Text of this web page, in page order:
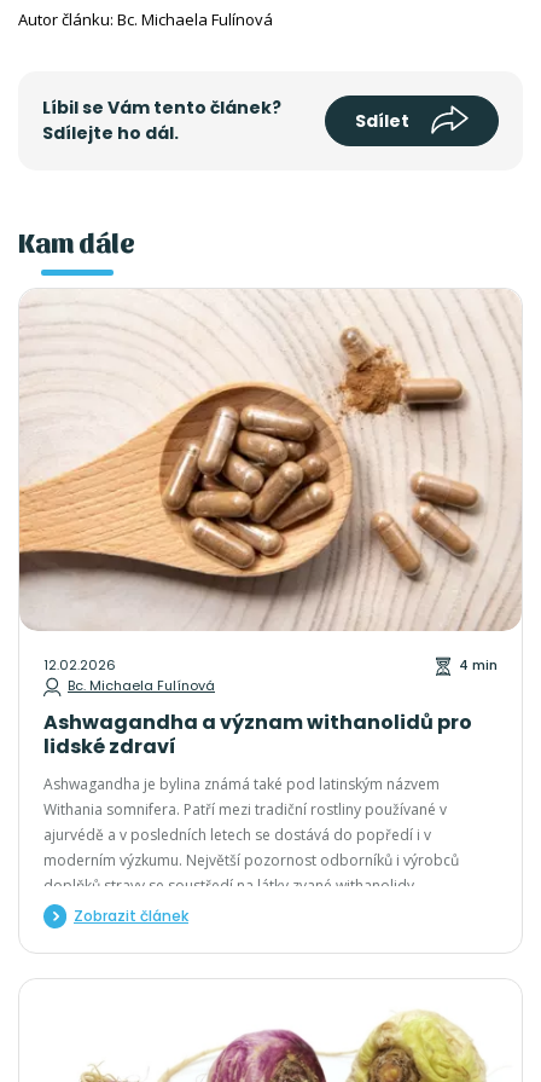
Autor článku: Bc. Michaela Fulínová
Líbil se Vám tento článek?
Sdílejte ho dál.
Sdílet
Kam dále
12.02.2026
Bc. Michaela Fulínová
4 min
Ashwagandha a význam withanolidů pro
lidské zdraví
Ashwagandha je bylina známá také pod latinským názvem
Withania somnifera. Patří mezi tradiční rostliny používané v
ajurvédě a v posledních letech se dostává do popředí i v
moderním výzkumu. Největší pozornost odborníků i výrobců
doplňků stravy se soustředí na látky zvané withanolidy
Zobrazit článek